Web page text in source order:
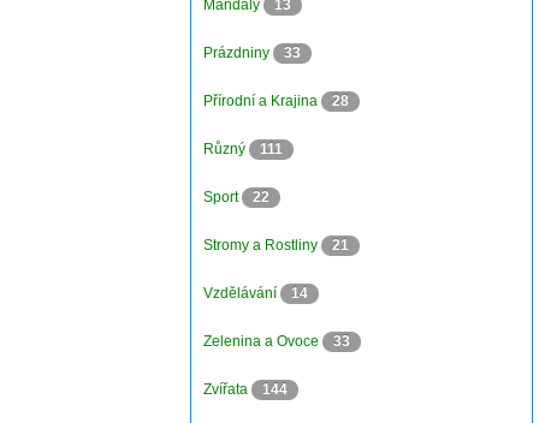
Mandaly 13
Prázdniny 33
Přírodní a Krajina 28
Různý 111
Sport 22
Stromy a Rostliny 21
Vzdělávání 14
Zelenina a Ovoce 33
Zvířata 144